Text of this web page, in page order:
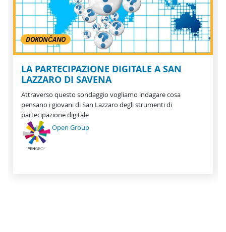
DOKONČANO
LA PARTECIPAZIONE DIGITALE A SAN
LAZZARO DI SAVENA
Attraverso questo sondaggio vogliamo indagare cosa
pensano i giovani di San Lazzaro degli strumenti di
partecipazione digitale
Open Group